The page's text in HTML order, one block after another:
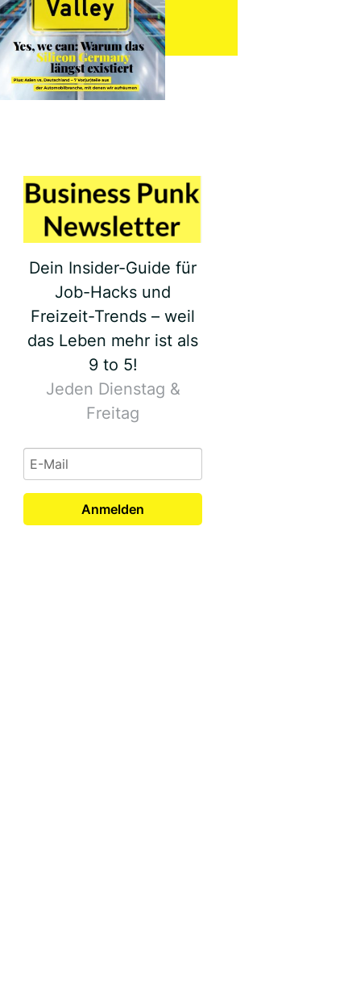
Dein Insider-Guide für
Job-Hacks und
Freizeit-Trends – weil
das Leben mehr ist als
9 to 5!
Jeden Dienstag &
Freitag
Anmelden